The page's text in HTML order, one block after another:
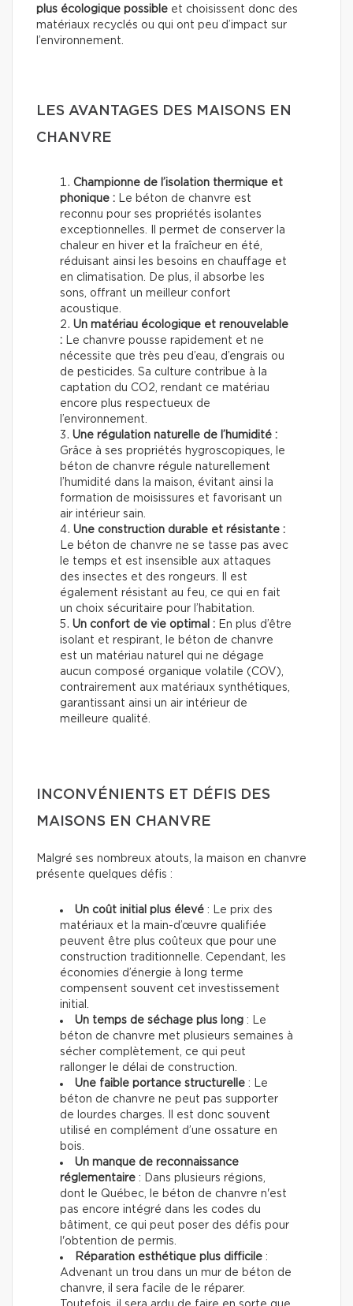
plus écologique possible et choisissent donc des
matériaux recyclés ou qui ont peu d’impact sur
l’environnement.
LES AVANTAGES DES MAISONS EN
CHANVRE
Championne de l’isolation thermique et
phonique :
Le béton de chanvre est
reconnu pour ses propriétés isolantes
exceptionnelles. Il permet de conserver la
chaleur en hiver et la fraîcheur en été,
réduisant ainsi les besoins en chauffage et
en climatisation. De plus, il absorbe les
sons, offrant un meilleur confort
acoustique.
Un matériau écologique et renouvelable
:
Le chanvre pousse rapidement et ne
nécessite que très peu d’eau, d’engrais ou
de pesticides. Sa culture contribue à la
captation du CO2, rendant ce matériau
encore plus respectueux de
l’environnement.
Une régulation naturelle de l’humidité :
Grâce à ses propriétés hygroscopiques, le
béton de chanvre régule naturellement
l’humidité dans la maison, évitant ainsi la
formation de moisissures et favorisant un
air intérieur sain.
Une construction durable et résistante :
Le béton de chanvre ne se tasse pas avec
le temps et est insensible aux attaques
des insectes et des rongeurs. Il est
également résistant au feu, ce qui en fait
un choix sécuritaire pour l’habitation.
Un confort de vie optimal : En plus d’être
isolant et respirant, le béton de chanvre
est un matériau naturel qui ne dégage
aucun composé organique volatile (COV),
contrairement aux matériaux synthétiques,
garantissant ainsi un air intérieur de
meilleure qualité.
INCONVÉNIENTS ET DÉFIS DES
MAISONS EN CHANVRE
Malgré ses nombreux atouts, la maison en chanvre
présente quelques défis :
Un coût initial plus élevé : Le prix des
matériaux et la main-d’œuvre qualifiée
peuvent être plus coûteux que pour une
construction traditionnelle. Cependant, les
économies d’énergie à long terme
compensent souvent cet investissement
initial.
Un temps de séchage plus long : Le
béton de chanvre met plusieurs semaines à
sécher complètement, ce qui peut
rallonger le délai de construction.
Une faible portance structurelle : Le
béton de chanvre ne peut pas supporter
de lourdes charges. Il est donc souvent
utilisé en complément d’une ossature en
bois.
Un manque de reconnaissance
réglementaire : Dans plusieurs régions,
dont le Québec, le béton de chanvre n'est
pas encore intégré dans les codes du
bâtiment, ce qui peut poser des défis pour
l'obtention de permis.
Réparation esthétique plus difficile :
Advenant un trou dans un mur de béton de
chanvre, il sera facile de le réparer.